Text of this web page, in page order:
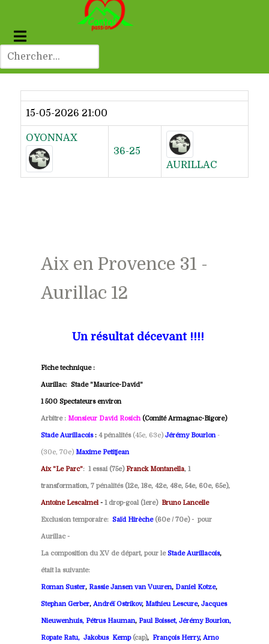
Dernier résultat
15-05-2026 21:00
OYONNAX
36-25
AURILLAC
Aix en Provence 31 -
Aurillac 12
Un résultat décevant !!!!
Fiche technique :
Aurillac: Stade "Maurice-David"
1 500 Spectateurs environ
Arbitre : Monsieur David Rosich(Comité Armagnac-Bigore)
Stade Aurillacois : 4 pénalités (45e, 63e) Jérémy Bourlon -
(30e, 70e) Maxime Petitjean
Aix "Le Parc": 1 essai (75e)Franck Montanella, 1
transformation, 7 pénalités (12e, 18e, 42e, 48e, 54e, 60e, 65e),
Antoine Lescalmel- 1 drop-goal (1ere) Bruno Lancelle
Exclusion temporaire: Saïd Hirèche (60e / 70e) - pour
Aurillac -
La composition du XV de départ, pour le Stade Aurillacois,
était la suivante:
Roman Suster, Rassie Jansen van Vuuren, Daniel Kotze,
Stephan Gerber, Andréï Ostrikov, Mathieu Lescure, Jacques
Nieuwenhuis, Pétrus Hauman, Paul Boisset, Jérémy Bourlon,
Ropate Ratu, JakobusKemp (cap), François Herry, Arno